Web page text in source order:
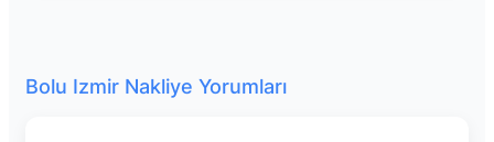
Bolu Izmir Nakliye Yorumları